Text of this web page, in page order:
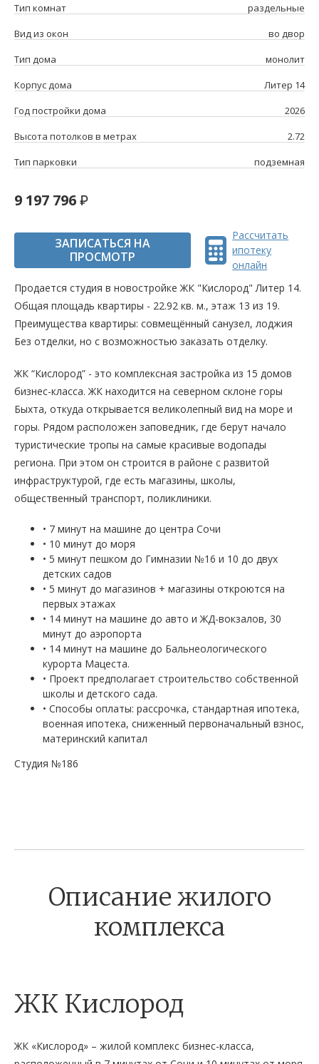
Тип комнат
раздельные
Вид из окон
во двор
Тип дома
монолит
Корпус дома
Литер 14
Год постройки дома
2026
Высота потолков в метрах
2.72
Тип парковки
подземная
9 197 796
ЗАПИСАТЬСЯ НА
ПРОСМОТР
Рассчитать
ипотеку
онлайн
Продается студия в новостройке ЖК "Кислород" Литер 14.
Общая площадь квартиры - 22.92 кв. м., этаж 13 из 19.
Преимущества квартиры: совмещённый санузел, лоджия
Без отделки, но с возможностью заказать отделку.
ЖК “Кислород” - это комплексная застройка из 15 домов
бизнес-класса. ЖК находится на северном склоне горы
Быхта, откуда открывается великолепный вид на море и
горы. Рядом расположен заповедник, где берут начало
туристические тропы на самые красивые водопады
региона. При этом он строится в районе с развитой
инфраструктурой, где есть магазины, школы,
общественный транспорт, поликлиники.
• 7 минут на машине до центра Сочи
• 10 минут до моря
• 5 минут пешком до Гимназии №16 и 10 до двух
детских садов
• 5 минут до магазинов + магазины откроются на
первых этажах
• 14 минут на машине до авто и ЖД-вокзалов, 30
минут до аэропорта
• 14 минут на машине до Бальнеологического
курорта Мацеста.
• Проект предполагает строительство собственной
школы и детского сада.
• Способы оплаты: рассрочка, стандартная ипотека,
военная ипотека, сниженный первоначальный взнос,
материнский капитал
Студия №186
Описание жилого
комплекса
ЖК Кислород
ЖК «Кислород» – жилой комплекс бизнес-класса,